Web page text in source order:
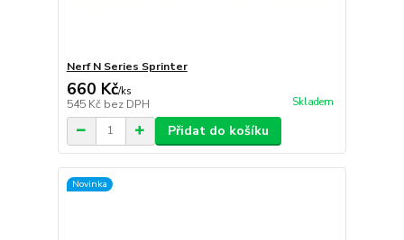
Nerf N Series Sprinter
660 Kč/ks
545 Kč bez DPH Skladem
Přidat do košíku
Novinka